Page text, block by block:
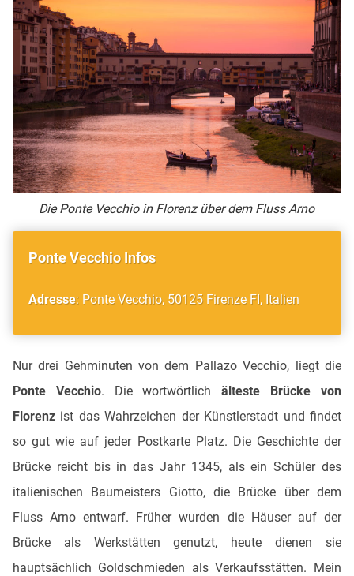
Die Ponte Vecchio in Florenz über dem Fluss Arno
Ponte Vecchio Infos
Adresse: Ponte Vecchio, 50125 Firenze FI, Italien
Nur drei Gehminuten von dem Pallazo Vecchio, liegt die
Ponte Vecchio. Die wortwörtlichälteste Brücke von
Florenz ist das Wahrzeichen der Künstlerstadt und findet
so gut wie auf jeder Postkarte Platz. Die Geschichte der
Brücke reicht bis in das Jahr 1345, als ein Schüler des
italienischen Baumeisters Giotto, die Brücke über dem
Fluss Arno entwarf. Früher wurden die Häuser auf der
Brücke als Werkstätten genutzt, heute dienen sie
hauptsächlich Goldschmieden als Verkaufsstätten. Mein